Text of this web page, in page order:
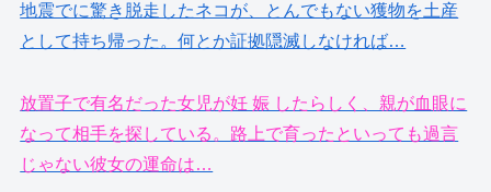
地震でに驚き脱走したネコが、とんでもない獲物を土産
として持ち帰った。何とか証拠隠滅しなければ…
放置子で有名だった女児が妊 娠 したらしく、親が血眼に
なって相手を探している。路上で育ったといっても過言
じゃない彼女の運命は…